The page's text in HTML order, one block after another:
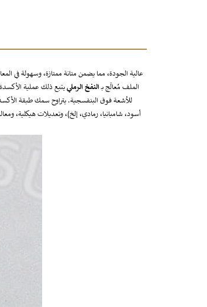
الملف مُعالَج بـ النفخ الرملي يتبع ذلك عملية